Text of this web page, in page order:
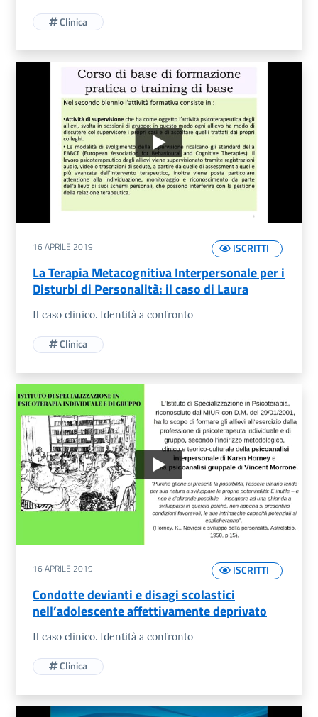
Clinica
ISCRITTI
16 APRILE 2019
La Terapia Metacognitiva Interpersonale per i
Disturbi di Personalità: il caso di Laura
Il caso clinico. Identità a confronto
Clinica
ISCRITTI
16 APRILE 2019
Condotte devianti e disagi scolastici
nell’adolescente affettivamente deprivato
Il caso clinico. Identità a confronto
Clinica